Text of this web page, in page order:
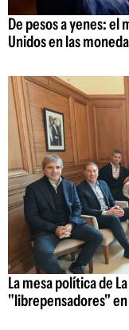
De pesos a yenes: el
Unidos en las
La mesa política de
"librepensadores"